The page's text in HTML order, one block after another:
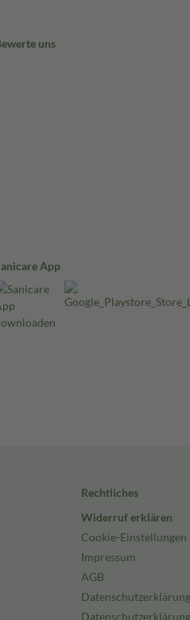
uns
App
Rechtliches
Widerruf erklären
Cookie-Einstellungen
Impressum
AGB
Datenschutzerklärung